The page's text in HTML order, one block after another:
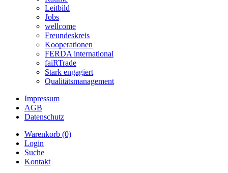
Leitbild
Jobs
wellcome
Freundeskreis
Kooperationen
FERDA international
faiRTrade
Stark engagiert
Qualitätsmanagement
Impressum
AGB
Datenschutz
Warenkorb (0)
Login
Suche
Kontakt